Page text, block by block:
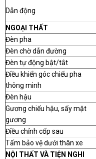
Dẫn động
NGOẠI THẤT
Đèn pha
Đèn chờ dẫn đường
Đèn tự động bật/tắt
Điều khiển góc chiếu pha
thông minh
Đèn hậu
Gương chiếu hậu, sấy mặt
gương
Điều chỉnh cốp sau
Tấm bảo vệ dưới thân xe
NỘI THẤT VÀ TIỆN NGHI